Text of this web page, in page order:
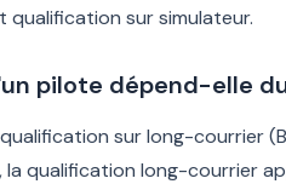
qualification sur simulateur.
pilote dépend-elle
sur long-courrier
la qualification long-courrier